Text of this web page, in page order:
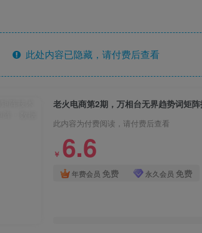
此处内容已隐藏，请付费后查看
此内容为付费阅读，请付费后查看
￥ 6.6
年费会员 免费 永久会员 免费